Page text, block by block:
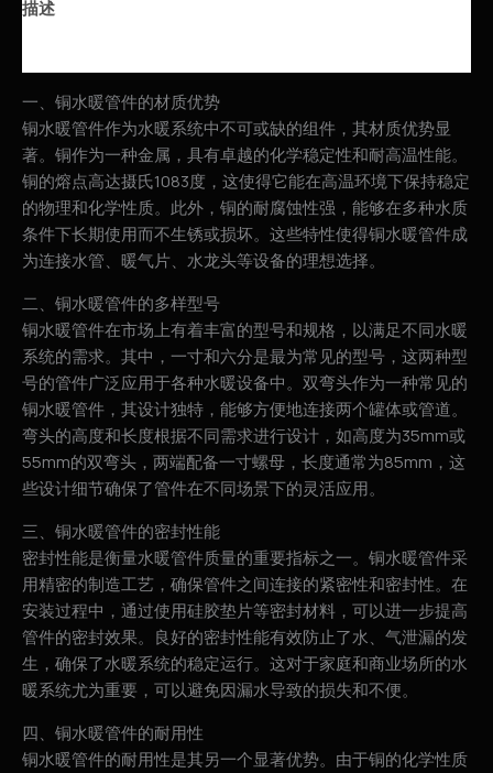
描述
一、铜水暖管件的材质优势
铜水暖管件作为水暖系统中不可或缺的组件，其材质优势显
著。铜作为一种金属，具有卓越的化学稳定性和耐高温性能。
铜的熔点高达摄氏1083度，这使得它能在高温环境下保持稳定
的物理和化学性质。此外，铜的耐腐蚀性强，能够在多种水质
条件下长期使用而不生锈或损坏。这些特性使得铜水暖管件成
为连接水管、暖气片、水龙头等设备的理想选择。
二、铜水暖管件的多样型号
铜水暖管件在市场上有着丰富的型号和规格，以满足不同水暖
系统的需求。其中，一寸和六分是最为常见的型号，这两种型
号的管件广泛应用于各种水暖设备中。双弯头作为一种常见的
铜水暖管件，其设计独特，能够方便地连接两个罐体或管道。
弯头的高度和长度根据不同需求进行设计，如高度为35mm或
55mm的双弯头，两端配备一寸螺母，长度通常为85mm，这
些设计细节确保了管件在不同场景下的灵活应用。
三、铜水暖管件的密封性能
密封性能是衡量水暖管件质量的重要指标之一。铜水暖管件采
用精密的制造工艺，确保管件之间连接的紧密性和密封性。在
安装过程中，通过使用硅胶垫片等密封材料，可以进一步提高
管件的密封效果。良好的密封性能有效防止了水、气泄漏的发
生，确保了水暖系统的稳定运行。这对于家庭和商业场所的水
暖系统尤为重要，可以避免因漏水导致的损失和不便。
四、铜水暖管件的耐用性
铜水暖管件的耐用性是其另一个显著优势。由于铜的化学性质